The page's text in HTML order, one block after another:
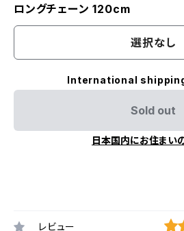
ロングチェーン 120cm
選択なし
International
Sold out
日本国内にお住まい
レビュー